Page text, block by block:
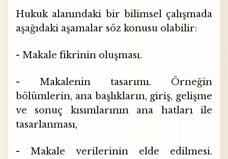
Hukuk alanındaki bir bilimsel çalışmada
aşağıdaki aşamalar söz konusu olabilir:
- Makale fikrinin oluşması.
- Makalenin tasarımı. Örneğin
bölümlerin, ana başlıkların, giriş, gelişme
ve sonuç kısımlarının ana hatları ile
tasarlanması,
- Makale verilerinin elde edilmesi.